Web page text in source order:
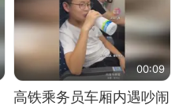
00:09
高铁乘务员车厢内遇吵闹